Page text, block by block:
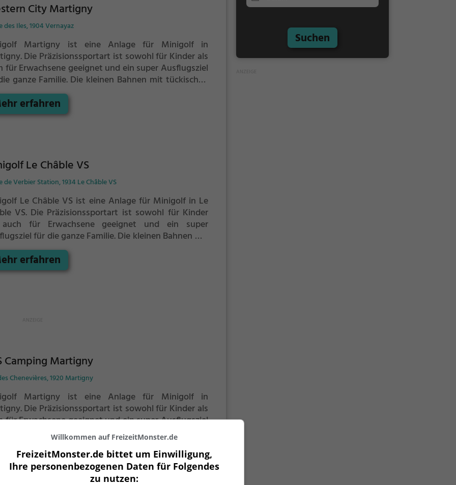
City Martigny
des Iles, 1904 Vernayaz
Martigny ist eine Anlage für Minigolf in
Die Präzisionssportart ist sowohl für Kinder als
für Erwachsene geeignet und ein super Ausflugsziel
ganze Familie. Die kleinen Bahnen mit tückischen
laden zu einem
ein - wer schafft es mit den
Schlägen alle Bahnen zu bezwingen?
erfahren
Le Châble VS
de Verbier Station, 1934 Le Châble VS
Le Châble VS ist eine Anlage für Minigolf in Le
VS. Die Präzisionssportart ist sowohl für Kinder
für Erwachsene geeignet und ein super
für die ganze Familie.Die kleinen Bahnen mit
Hindernissen laden zu einem
ein - wer schafft es mit den
Schlägen alle Bahnen zu bezwingen?
erfahren
Camping Martigny
Chenevières, 1920 Martigny
Martigny ist eine Anlage für Minigolf in
Die Präzisionssportart ist sowohl für Kinder als
für Erwachsene geeignet und ein super Ausflugsziel
die ganze Familie.Die kleinen Bahnen mit tückischen
laden zu einem
ein - wer schafft es mit den
Schlägen alle Bahnen zu bezwingen?
Mehr erfahren
Suchen
Willkommen auf FreizeitMonster.de
FreizeitMonster.de bittet um Einwilligung,
Ihre personenbezogenen Daten für Folgendes
zu nutzen: